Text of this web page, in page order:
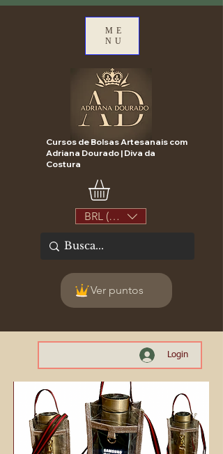
ME
NU
Cursos de Bolsas Artesanais com
Adriana Dourado | Diva da
Costura
BRL (R$)
Ver puntos
Login